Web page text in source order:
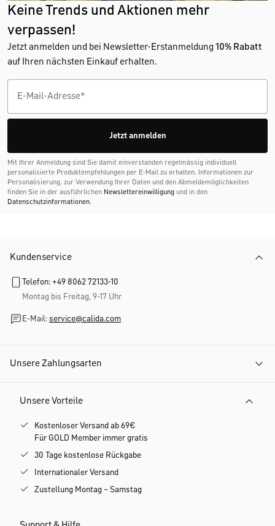
Keine Trends und Aktionen mehr
verpassen!
Jetzt anmelden und bei Newsletter-Erstanmeldung 10% Rabatt
auf Ihren nächsten Einkauf erhalten.
Jetzt anmelden
Mit Ihrer Anmeldung sind Sie damit einverstanden regelmässig individuell
personalisierte Produktempfehlungen per E-Mail zu erhalten. Informationen zur
Personalisierung, zur Verwendung Ihrer Daten und den Abmelde­möglichkeiten
finden Sie in der ausführlichen Newslettereinwilligung und in den
Datenschutzinformationen.
Kundenservice
Telefon: +49 8062 72133-10
Montag bis Freitag, 9-17 Uhr
E-Mail: service@calida.com
Unsere Zahlungsarten
Unsere Vorteile
Kostenloser Versand ab 69€
Für GOLD Member immer gratis
30 Tage kostenlose Rückgabe
Internationaler Versand
Zustellung Montag – Samstag